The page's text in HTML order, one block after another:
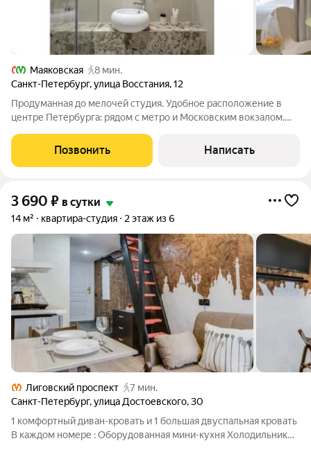
Маяковская
8 мин.
Санкт-Петербург,улица Восстания,12
Продуманная до мелочей студия. Удобное расположение в
центре Петербурга: рядом с метро и Московским вокзалом.
собственная кухня, высокоскоростной WI-FI, Smart TV, кровать
с ортопедическим матрасом
Позвонить Написать
3 690 ₽ в сутки
14 м² квартира-студия 2 этаж из 6
Лиговский проспект
7 мин.
Санкт-Петербург,улица Достоевского,30
1 комфортный диван-кровать и 1 большая двуспальная кровать
В каждом номере : Оборудованная мини-кухня Холодильник